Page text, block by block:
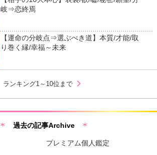
岐⇒恋終焉
【運命の分岐点⇒選ぶべき道】本質/才能/取
り巻く縁/幸福～未来
ランキング1～10位まで chevron_right
過去の記事Archive
プレミアム個人鑑定